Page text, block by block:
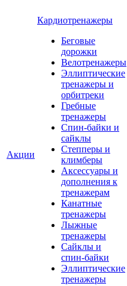
Акции
Кардиотренажеры
Беговые
дорожки
Велотренажеры
Эллиптические
тренажеры и
орбитреки
Гребные
тренажеры
Спин-байки и
сайклы
Степперы и
климберы
Аксессуары и
дополнения к
тренажерам
Канатные
тренажеры
Лыжные
тренажеры
Сайклы и
спин-байки
Эллиптические
тренажеры